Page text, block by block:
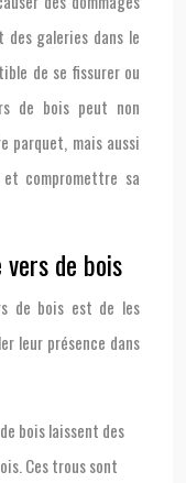
galeries dans le
de se fissurer ou
de bois peut non
parquet, mais aussi
compromettre sa
de bois
de bois est de les
leur présence dans
bois laissent des
Ces trous sont